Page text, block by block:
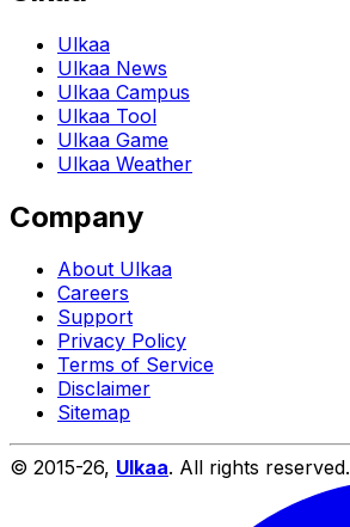
Ulkaa
Ulkaa News
Ulkaa Campus
Ulkaa Tool
Ulkaa Game
Ulkaa Weather
Company
About Ulkaa
Careers
Support
Privacy Policy
Terms of Service
Disclaimer
Sitemap
© 2015-26, Ulkaa. All rights reserved.